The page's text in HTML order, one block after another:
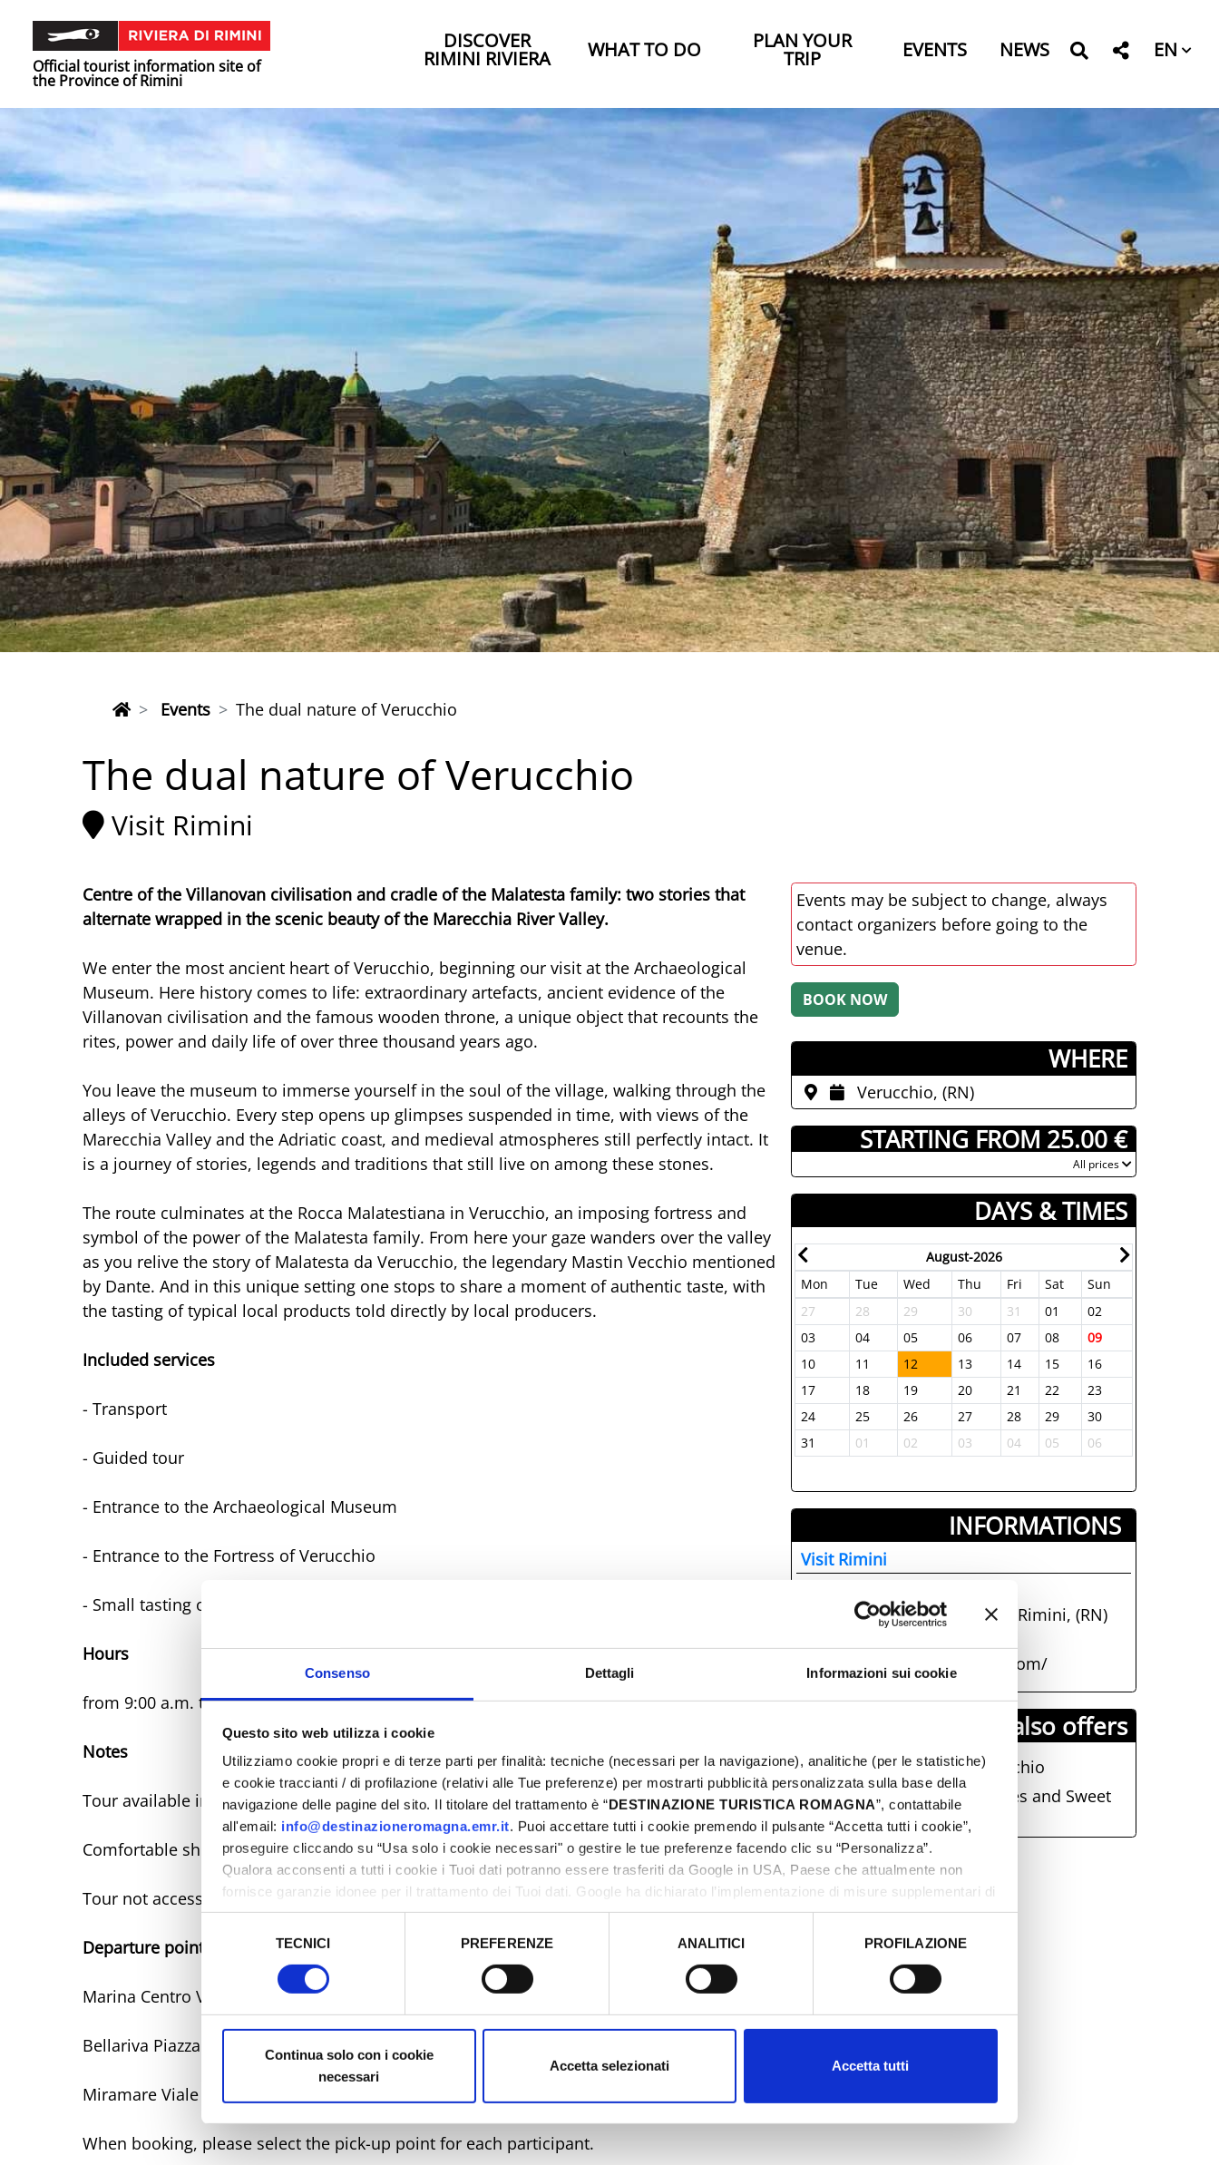
Consenso Dettagli Informazioni sui cookie
Questo sito web utilizza i cookie
Utilizziamo cookie propri e di terze parti per finalità: tecniche (necessari per la navigazione), analitiche (per le statistiche)
e cookie traccianti / di profilazione (relativi alle Tue preferenze) per mostrarti pubblicità personalizzata sulla base della
navigazione delle pagine del sito. Il titolare del trattamento è “DESTINAZIONE TURISTICA ROMAGNA”, contattabile
all'email: info@destinazioneromagna.emr.it. Puoi accettare tutti i cookie premendo il pulsante “Accetta tutti i cookie”,
proseguire cliccando su “Usa solo i cookie necessari" o gestire le tue preferenze facendo clic su “Personalizza”.
Qualora acconsenti a tutti i cookie i Tuoi dati potranno essere trasferiti da Google in USA, Paese che attualmente non
fornisce garanzie idonee per il trattamento dei Tuoi dati. Google ha dichiarato l’implementazione di misure supplementari di
sicurezza a Tutela dei navigatori, che abbiamo valutato essere sufficienti.
del
TECNICI PREFERENZE ANALITICI PROFILAZIONE
Continua solo con i cookie
necessari
Accetta selezionati Accetta tutti
Official tourist information site of
the Province of Rimini
DISCOVER
RIMINI RIVIERA WHAT TO DO PLAN YOUR
TRIP EVENTS NEWS EN
Events The dual nature of Verucchio
The dual nature of Verucchio
Visit Rimini
Centre of the Villanovan civilisation and cradle of the Malatesta family: two stories that
alternate wrapped in the scenic beauty of the Marecchia River Valley.
We enter the most ancient heart of Verucchio, beginning our visit at the Archaeological
Museum. Here history comes to life: extraordinary artefacts, ancient evidence of the
Villanovan civilisation and the famous wooden throne, a unique object that recounts the
rites, power and daily life of over three thousand years ago.
You leave the museum to immerse yourself in the soul of the village, walking through the
alleys of Verucchio. Every step opens up glimpses suspended in time, with views of the
Marecchia Valley and the Adriatic coast, and medieval atmospheres still perfectly intact. It
is a journey of stories, legends and traditions that still live on among these stones.
The route culminates at the Rocca Malatestiana in Verucchio, an imposing fortress and
symbol of the power of the Malatesta family. From here your gaze wanders over the valley
as you relive the story of Malatesta da Verucchio, the legendary Mastin Vecchio mentioned
by Dante. And in this unique setting one stops to share a moment of authentic taste, with
the tasting of typical local products told directly by local producers.
Included services
- Transport
- Guided tour
- Entrance to the Archaeological Museum
- Entrance to the Fortress of Verucchio
- Small tasting of local products
Hours
from 9:00 a.m. to about 1:00 p.m.
Notes
Tour available in Italian and English
Comfortable shoes are recommended
Tour not accessible to people with reduced mobility
Departure points
Marina Centro Viale Vespucci bus stop 10
Bellariva Piazzale Gondar bus stop 22
Miramare Viale Oliveti bus stop 31
When booking, please select the pick-up point for each participant.
Events may be subject to change, always
contact organizers before going to the
venue.
­WHERE
Verucchio, (RN)
­ STARTING FROM 25.00 €
­All prices
DAYS & TIMES
July-2026
Mon
Tue Wed Thu Fri Sat
Sun
29
30 01
August-2026
Mon
Tue Wed Thu Fri Sat
Sun
27
28 29 30 31 01
02
03
04 05 06 07 08
09
10
11 12 13 14 15
16
17
18 19 20 21 22
23
24
25 26 27 28 29
30
31
01 02 03 04 05 06
INFORMATIONS ­
Visit Rimini
Piazzale Fellini 3, 47921, Rimini, (RN)
https://www.visitrimini.com/
Visit Rimini also offers
The dual nature of Verucchio
Poggio Torriana. Mysteries and Sweet
Delicacies